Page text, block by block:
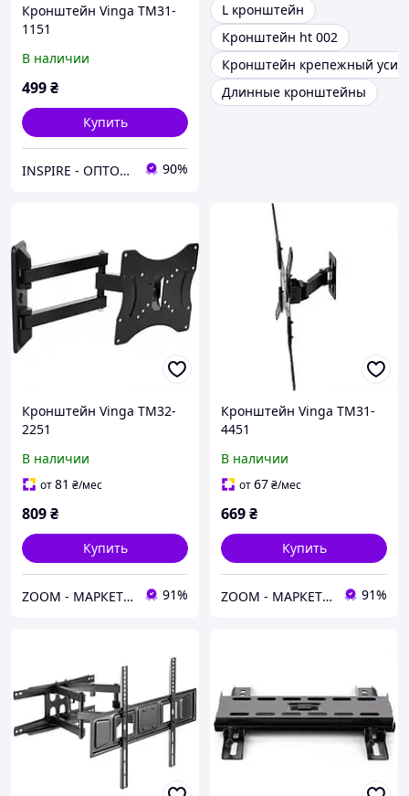
Кронштейн Vinga TM31-
1151
В наличии
499₴
Купить
INSPIRE - ОПТОВІ ПРОДАЖІ ТА БЕЗГОТІВКА ДЛЯ БІЗНЕСУ 90%
L кронштейн
Кронштейн ht 002
Кронштейн крепежный
Длинные кронштейны
Кронштейн Vinga TM32-
2251
В наличии
от81 ₴/мес
809₴
Купить
ZOOM - МАРКЕТ ЦИФРОВОЙ ТЕХНИКИ 91%
Кронштейн Vinga TM31-
4451
В наличии
от67₴/мес
669₴
Купить
ZOOM - МАРКЕТ ЦИФРОВОЙ ТЕХНИКИ 91%